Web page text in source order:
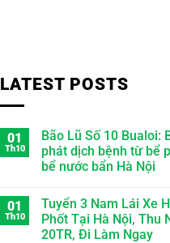
LATEST POSTS
01
Th10
Bão Lũ Số 10 Bualoi:
phát dịch bệnh từ bể
bể nước bẩn Hà Nội
01
Th10
Tuyển 3 Nam Lái Xe
Phốt Tại Hà Nội, Thu
20TR, Đi Làm Ngay